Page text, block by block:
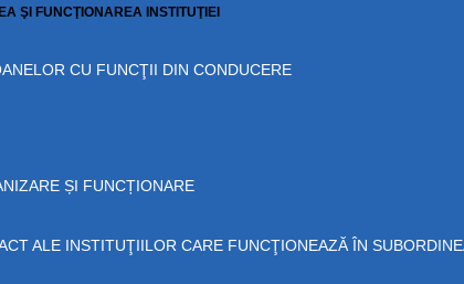
2024/11/18 690
Concurs de promovare în grad
profesional
ŞI FUNCŢIONAREA INSTITUŢIEI
CU FUNCŢII DIN CONDUCERE
ȘI FUNCȚIONARE
ALE INSTITUŢIILOR CARE FUNCŢIONEAZĂ ÎN